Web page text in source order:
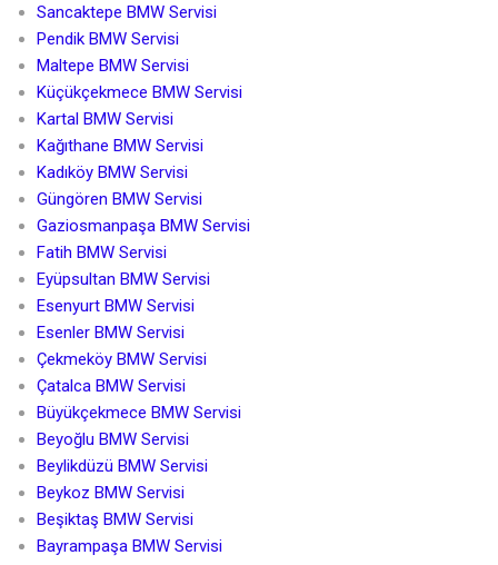
Sancaktepe BMW Servisi
Pendik BMW Servisi
Maltepe BMW Servisi
Küçükçekmece BMW Servisi
Kartal BMW Servisi
Kağıthane BMW Servisi
Kadıköy BMW Servisi
Güngören BMW Servisi
Gaziosmanpaşa BMW Servisi
Fatih BMW Servisi
Eyüpsultan BMW Servisi
Esenyurt BMW Servisi
Esenler BMW Servisi
Çekmeköy BMW Servisi
Çatalca BMW Servisi
Büyükçekmece BMW Servisi
Beyoğlu BMW Servisi
Beylikdüzü BMW Servisi
Beykoz BMW Servisi
Beşiktaş BMW Servisi
Bayrampaşa BMW Servisi